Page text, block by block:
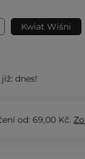
Kwiat Wiśni
dnes!
od: 69,00 Kč.